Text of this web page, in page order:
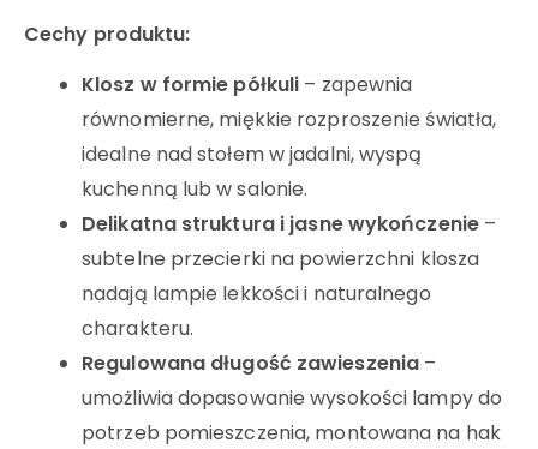
Cechy produktu:
Klosz w formie półkuli – zapewnia
równomierne, miękkie rozproszenie światła,
idealne nad stołem w jadalni, wyspą
kuchenną lub w salonie.
Delikatna struktura i jasne wykończenie–
subtelne przecierki na powierzchni klosza
nadają lampie lekkości i naturalnego
charakteru.
Regulowana długość zawieszenia –
umożliwia dopasowanie wysokości lampy do
potrzeb pomieszczenia, montowana na hak